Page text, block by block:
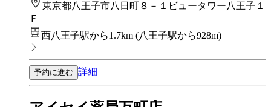
東京都八王子市八日町８－１ビュータワー八王子１
Ｆ
西八王子駅から1.7km (八王子駅から928m)
予約に進む 詳細